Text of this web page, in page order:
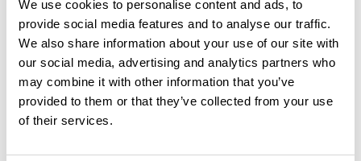
We use cookies to personalise content and ads, to
provide social media features and to analyse our traffic.
We also share information about your use of our site with
our social media, advertising and analytics partners who
may combine it with other information that you’ve
provided to them or that they’ve collected from your use
of their services.
Ajouter un avis
Découvrez ce parcours de vélo de 86,2 km à proximité de